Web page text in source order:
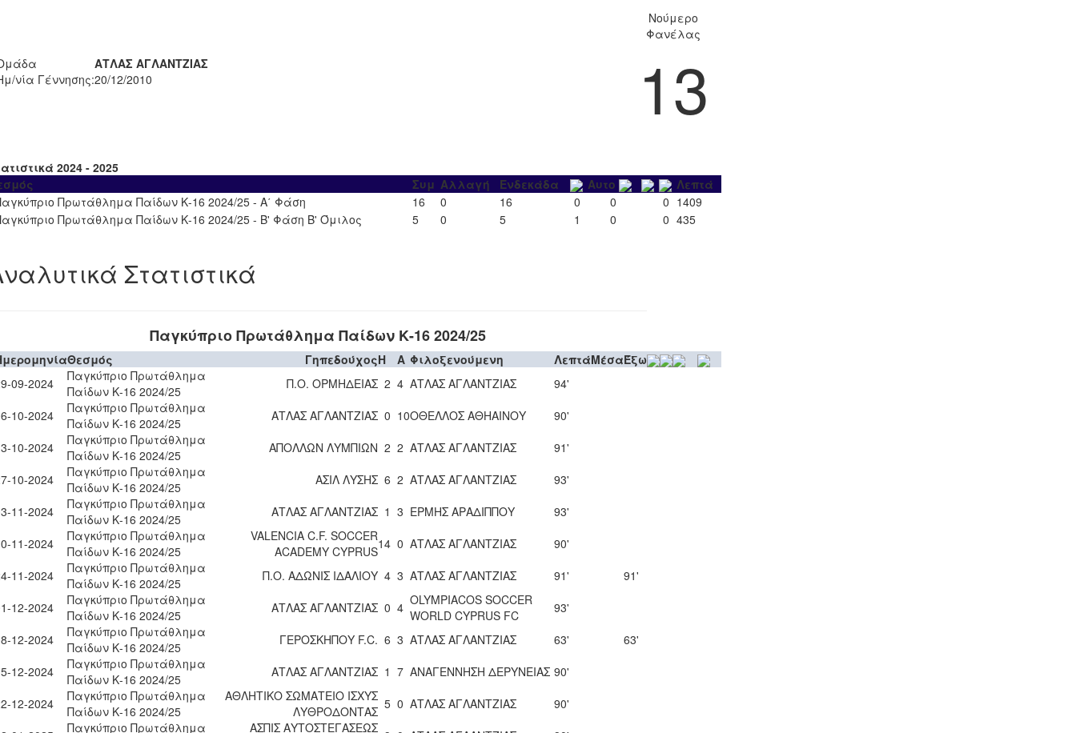
ΑΤΛΑΣ ΑΓΛΑΝΤΖΙΑΣ
νία Γέννησης:20/12/2010
Νούμερο
Φανέλας
13
2024 - 2025
Συμ Αλλαγή Ενδεκάδα Αυτο
Λεπτά
Πρωτάθλημα Παίδων Κ-16 2024/25 - Α΄ Φάση
16 0 16 0 0 0 1409
Πρωτάθλημα Παίδων Κ-16 2024/25 - Β' Φάση Β' Όμιλος
5 0 5 1 0 0 435
Στατιστικά
Παγκύπριο Πρωτάθλημα Παίδων Κ-16 2024/25
Θεσμός ΓηπεδούχοςH A Φιλοξενούμενη ΛεπτάΜέσαΈξω
09-2024
Παγκύπριο Πρωτάθλημα
Παίδων Κ-16 2024/25
Π.Ο. ΟΡΜΗΔΕΙΑΣ 2 4 ΑΤΛΑΣ ΑΓΛΑΝΤΖΙΑΣ
94'
10-2024
Παγκύπριο Πρωτάθλημα
Παίδων Κ-16 2024/25
ΑΤΛΑΣ ΑΓΛΑΝΤΖΙΑΣ 0 10ΟΘΕΛΛΟΣ ΑΘΗΑΙΝΟΥ
90'
10-2024
Παγκύπριο Πρωτάθλημα
Παίδων Κ-16 2024/25
ΑΠΟΛΛΩΝ ΛΥΜΠΙΩΝ 2 2 ΑΤΛΑΣ ΑΓΛΑΝΤΖΙΑΣ
91'
10-2024
Παγκύπριο Πρωτάθλημα
Παίδων Κ-16 2024/25
ΑΣΙΛ ΛΥΣΗΣ 6 2 ΑΤΛΑΣ ΑΓΛΑΝΤΖΙΑΣ
93'
11-2024
Παγκύπριο Πρωτάθλημα
Παίδων Κ-16 2024/25
ΑΤΛΑΣ ΑΓΛΑΝΤΖΙΑΣ 1 3 ΕΡΜΗΣ ΑΡΑΔΙΠΠΟΥ
93'
11-2024
Παγκύπριο Πρωτάθλημα
Παίδων Κ-16 2024/25
VALENCIA C.F. SOCCER
ACADEMY CYPRUS14 0 ΑΤΛΑΣ ΑΓΛΑΝΤΖΙΑΣ
90'
11-2024
Παγκύπριο Πρωτάθλημα
Παίδων Κ-16 2024/25
Π.Ο. ΑΔΩΝΙΣ ΙΔΑΛΙΟΥ 4 3 ΑΤΛΑΣ ΑΓΛΑΝΤΖΙΑΣ 91'
91'
12-2024
Παγκύπριο Πρωτάθλημα
Παίδων Κ-16 2024/25
ΑΤΛΑΣ ΑΓΛΑΝΤΖΙΑΣ 0 4 OLYMPIACOS SOCCER
WORLD CYPRUS FC
93'
12-2024
Παγκύπριο Πρωτάθλημα
Παίδων Κ-16 2024/25
ΓΕΡΟΣΚΗΠΟΥ F.C. 6 3 ΑΤΛΑΣ ΑΓΛΑΝΤΖΙΑΣ 63'
63'
12-2024
Παγκύπριο Πρωτάθλημα
Παίδων Κ-16 2024/25
ΑΤΛΑΣ ΑΓΛΑΝΤΖΙΑΣ 1 7 ΑΝΑΓΕΝΝΗΣΗ ΔΕΡΥΝΕΙΑΣ 90'
12-2024
Παγκύπριο Πρωτάθλημα
Παίδων Κ-16 2024/25
ΑΘΛΗΤΙΚΟ ΣΩΜΑΤΕΙΟ ΙΣΧΥΣ
ΛΥΘΡΟΔΟΝΤΑΣ 5 0 ΑΤΛΑΣ ΑΓΛΑΝΤΖΙΑΣ
90'
Παγκύπριο Πρωτάθλημα
ΑΣΠΙΣ ΑΥΤΟΣΤΕΓΑΣΕΩΣ